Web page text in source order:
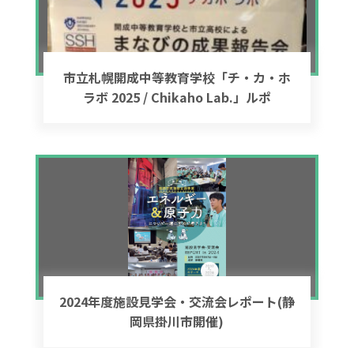
市立札幌開成中等教育学校「チ・カ・ホ
ラボ 2025 / Chikaho Lab.」ルポ
2024年度施設見学会・交流会レポート(静
岡県掛川市開催)